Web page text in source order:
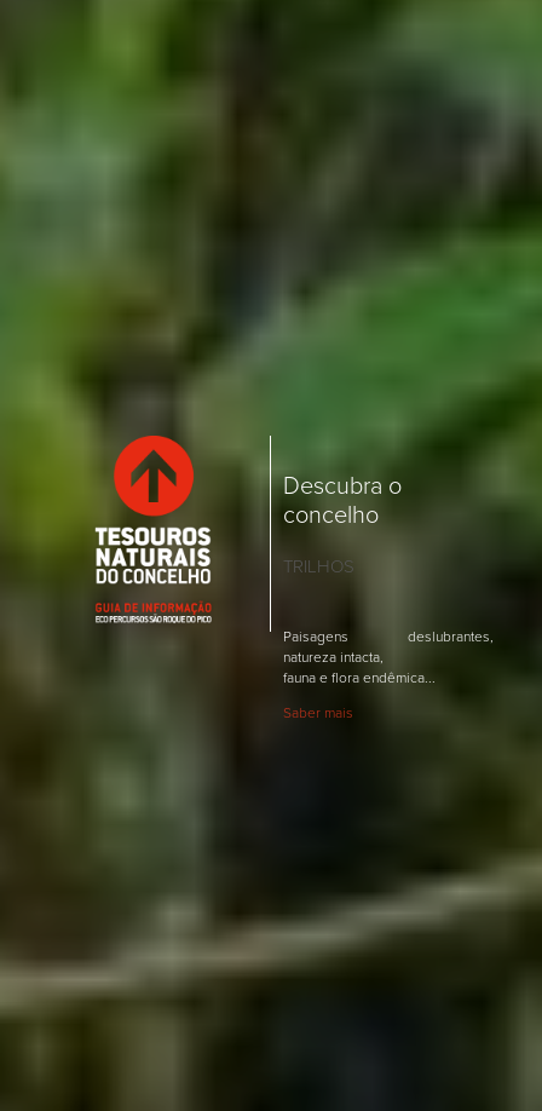
Descubra o
concelho
TRILHOS
Paisagens deslubrantes,
natureza intacta,
fauna e flora endêmica...
Saber mais